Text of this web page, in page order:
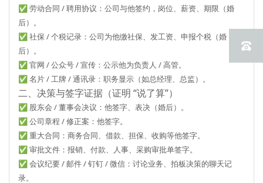
✅ 劳动合同 / 聘用协议：公司与他签约， 岗位、薪资、期限 （婚
后）。
✅ 社保 / 个税记录： 公司为他缴社保、发工资、申报个税 （婚
后）。
✅ 官网 / 公众号 / 宣传： 公示他为负责人 / 高管。
✅ 名片 / 工牌 / 通讯录： 职务显示（如总经理、总监） 。
二、决策与签字证据（证明 “说了算”）
✅ 股东会 / 董事会决议： 他签字、表决 （婚后）。
✅ 公司章程 / 修正案： 他签字。
✅ 重大合同： 商务合同、借款、担保、收购等他签字。
✅ 审批文件： 报销、付款、人事、采购审批单签字。
✅ 会议纪要 / 邮件 / 钉钉 / 微信： 讨论业务、拍板决策的聊天记
录。